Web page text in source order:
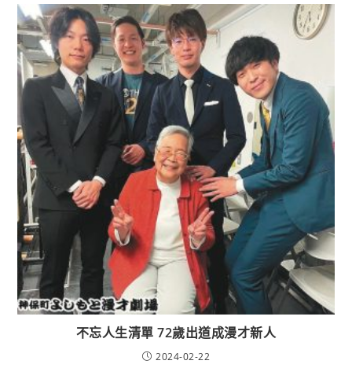
不忘人生清單 72歲出道成漫才新人
2024-02-22